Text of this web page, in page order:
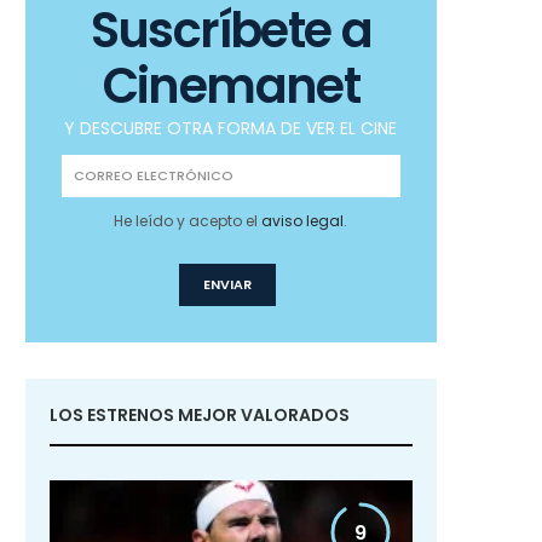
Suscríbete a
Cinemanet
Y DESCUBRE OTRA FORMA DE VER EL CINE
He leído y acepto elaviso legal.
LOS ESTRENOS MEJOR VALORADOS
9